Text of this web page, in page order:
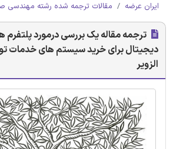
ایران عرضه مقالات ترجمه شده رشته مهندسی
دیجیتال برای خرید سیستم های خدمات
الزویر